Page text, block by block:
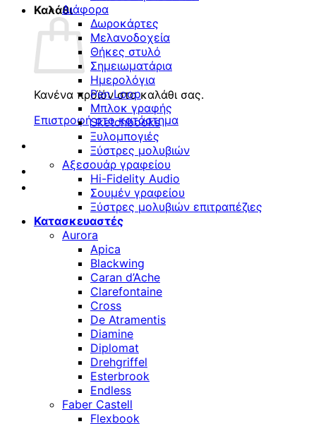
Καλάθι
Κανένα προϊόν στο καλάθι σας.
Επιστροφή στο κατάστημα
Διάφορα
Δωροκάρτες
Μελανοδοχεία
Θήκες στυλό
Σημειωματάρια
Ημερολόγια
Pen Loop
Μπλοκ γραφής
Sketchbooks
Ξυλομπογιές
Ξύστρες μολυβιών
Αξεσουάρ γραφείου
Hi-Fidelity Audio
Σουμέν γραφείου
Ξύστρες μολυβιών επιτραπέζιες
Κατασκευαστές
Aurora
Apica
Blackwing
Caran d’Ache
Clarefontaine
Cross
De Atramentis
Diamine
Diplomat
Drehgriffel
Esterbrook
Endless
Faber Castell
Flexbook